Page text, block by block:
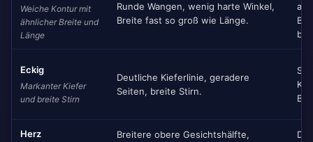
Weiche Kontur mit
ähnlicher Breite und
Länge
Runde Wangen, wenig harte Winkel,
Breite fast so groß wie Länge.
am
Eckig
Markanter Kiefer
und breite Stirn
Deutliche Kieferlinie, geradere
Seiten, breite Stirn.
Herz
Breitere obere Gesichtshälfte,